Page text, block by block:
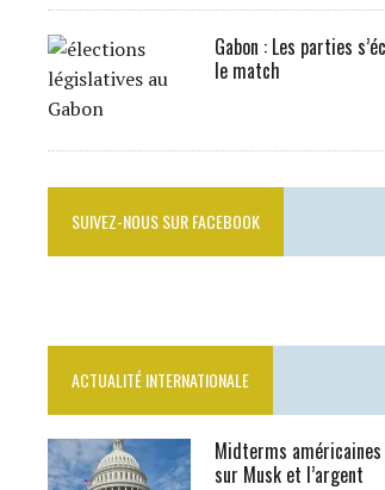
Gabon : Les parties
le match
SUIVEZ-NOUS SUR FACEBOOK
ACTUALITÉ INTERNATIONALE
Midterms
sur Musk et l’argent